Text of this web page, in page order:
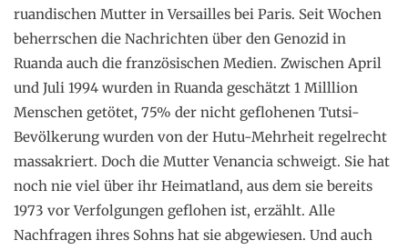
ruandischen Mutter in Versailles bei Paris. Seit Wochen
beherrschen die Nachrichten über den Genozid in
Ruanda auch die französischen Medien. Zwischen April
und Juli 1994 wurden in Ruanda geschätzt 1 Milllion
Menschen getötet, 75% der nicht geflohenen Tutsi-
Bevölkerung wurden von der Hutu-Mehrheit regelrecht
massakriert. Doch die Mutter Venancia schweigt. Sie hat
noch nie viel über ihr Heimatland, aus dem sie bereits
1973 vor Verfolgungen geflohen ist, erzählt. Alle
Nachfragen ihres Sohns hat sie abgewiesen. Und auch